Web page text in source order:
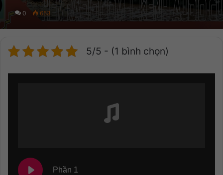
0 653
5/5 - (1 bình chọn)
Phần 1